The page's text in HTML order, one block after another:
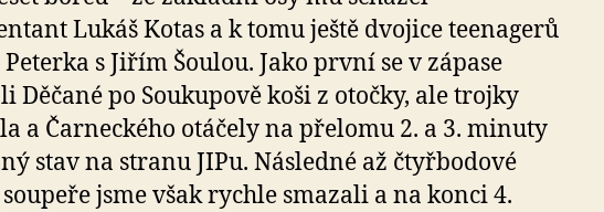
Lukáš Kotas a k tomu ještě dvojice teenagerů
s Jiřím Šoulou. Jako první se v zápase
Děčané po Soukupově koši z otočky, ale trojky
a Čarneckého otáčely na přelomu 2. a 3. minuty
stav na stranu JIPu. Následné až čtyřbodové
jsme však rychle smazali a na konci 4.